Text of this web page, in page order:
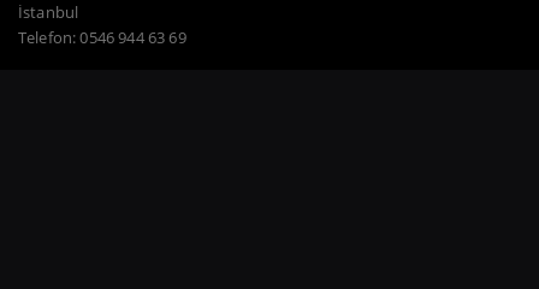
İstanbul
Telefon: 0546 944 63 69